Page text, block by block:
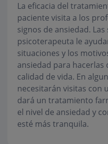
La eficacia del
paciente visita a los
signos de ansiedad.
psicoterapeuta le
situaciones y los
ansiedad para
calidad de vida. En
necesitarán visitas con
dará un tratamiento
el nivel de ansiedad y
esté más tranquila.